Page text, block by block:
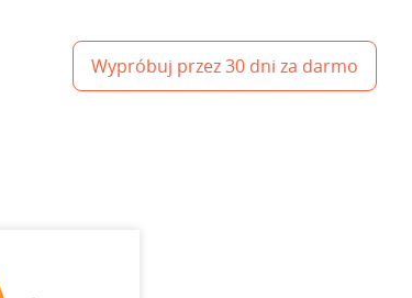
Wypróbuj przez 30 dni za darmo